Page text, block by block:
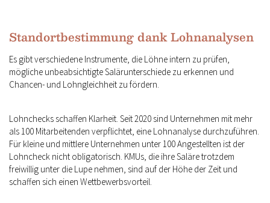
Standortbestimmung dank Lohnanalysen
Es gibt verschiedene Instrumente, die Löhne intern zu prüfen,
mögliche unbeabsichtigte Salärunterschiede zu erkennen und
Chancen- und Lohngleichheit zu fördern.
Lohnchecks schaffen Klarheit. Seit 2020 sind Unternehmen mit mehr
als 100 Mitarbeitenden verpflichtet, eine Lohnanalyse durchzuführen.
Für kleine und mittlere Unternehmen unter 100 Angestellten ist der
Lohncheck nicht obligatorisch. KMUs, die ihre Saläre trotzdem
freiwillig unter die Lupe nehmen, sind auf der Höhe der Zeit und
schaffen sich einen Wettbewerbsvorteil.